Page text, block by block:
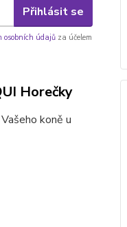
Přihlásit se
osobních údajů za účelem
Horečky
koně u